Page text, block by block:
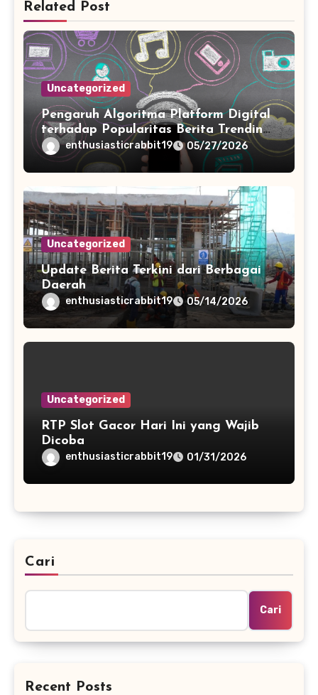
Related Post
Uncategorized
Pengaruh Algoritma Platform Digital
terhadap Popularitas Berita Trending
Harianenthusiasticrabbit19 05/27/2026
Uncategorized
Update Berita Terkini dari Berbagai
Daerah
enthusiasticrabbit19 05/14/2026
Uncategorized
RTP Slot Gacor Hari Ini yang Wajib
Dicoba
enthusiasticrabbit19 01/31/2026
Cari
Cari
Recent Posts